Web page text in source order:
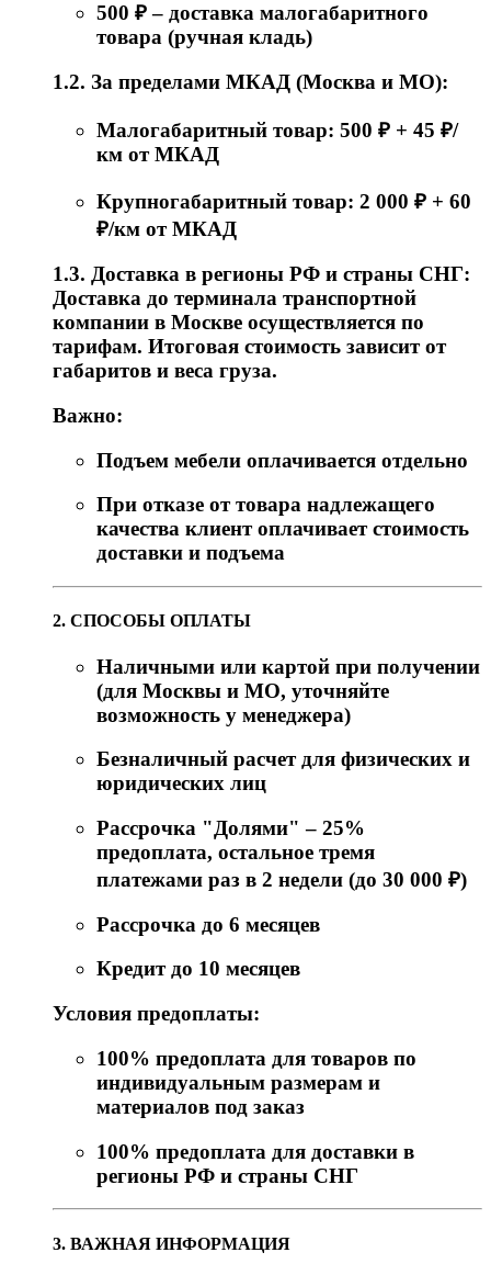
500 ₽ – доставка малогабаритного
товара (ручная кладь)
1.2. За пределами МКАД (Москва и МО):
Малогабаритный товар: 500 ₽ + 45 ₽/
км от МКАД
Крупногабаритный товар: 2 000 ₽ + 60
₽/км от МКАД
1.3. Доставка в регионы РФ и страны СНГ:
Доставка до терминала транспортной
компании в Москве осуществляется по
тарифам. Итоговая стоимость зависит от
габаритов и веса груза.
Важно:
Подъем мебели оплачивается отдельно
При отказе от товара надлежащего
качества клиент оплачивает стоимость
доставки и подъема
2. СПОСОБЫ ОПЛАТЫ
Наличными или картой при получении
(для Москвы и МО, уточняйте
возможность у менеджера)
Безналичный расчет для физических и
юридических лиц
Рассрочка "Долями" – 25%
предоплата, остальное тремя
платежами раз в 2 недели (до 30 000 ₽)
Рассрочка до 6 месяцев
Кредит до 10 месяцев
Условия предоплаты:
100% предоплата для товаров по
индивидуальным размерам и
материалов под заказ
100% предоплата для доставки в
регионы РФ и страны СНГ
3. ВАЖНАЯ ИНФОРМАЦИЯ